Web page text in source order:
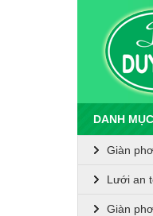
DANH
Giàn
Lưới an
Giàn